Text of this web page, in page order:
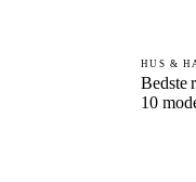
HUS &
Bedste
10